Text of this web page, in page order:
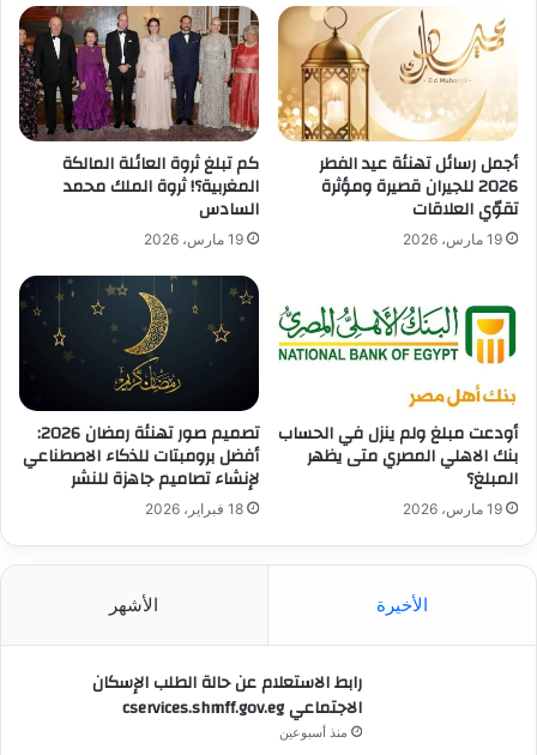
أجمل رسائل تهنئة عيد الفطر
2026 للجيران قصيرة ومؤثرة
تقوّي العلاقات
19 مارس، 2026
كم تبلغ ثروة العائلة المالكة
المغربية؟! ثروة الملك محمد
السادس
19 مارس، 2026
أودعت مبلغ ولم ينزل في الحساب
بنك الاهلي المصري متى يظهر
المبلغ؟
19 مارس، 2026
تصميم صور تهنئة رمضان 2026:
أفضل برومبتات للذكاء الاصطناعي
لإنشاء تصاميم جاهزة للنشر
18 فبراير، 2026
الأخيرة الأشهر
رابط الاستعلام عن حالة الطلب الإسكان
الاجتماعي cservices.shmff.gov.eg
منذ أسبوعين